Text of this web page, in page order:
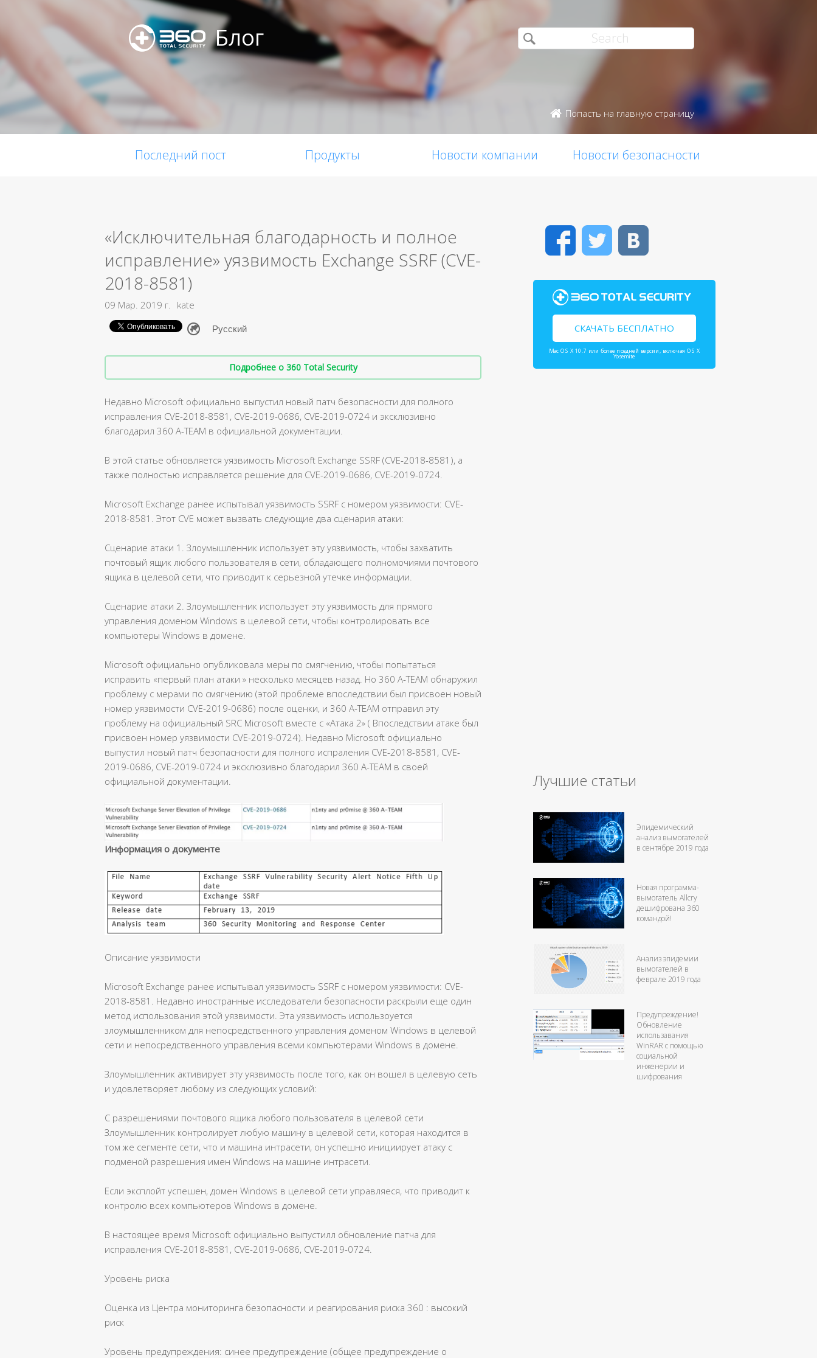
Блог
Попасть на главную страницу
Последний пост Продукты Новости компании Новости безопасности
«Исключительная благодарность и полное
исправление» уязвимость Exchange SSRF (CVE-
2018-8581)
09 Мар. 2019 г. kate
Подробнее о 360 Total Security
Недавно Microsoft официально выпустил новый патч безопасности для полного
исправления CVE-2018-8581, CVE-2019-0686, CVE-2019-0724 и эксклюзивно
благодарил 360 A-TEAM в официальной документации.
В этой статье обновляется уязвимость Microsoft Exchange SSRF (CVE-2018-8581), а
также полностью исправляется решение для CVE-2019-0686, CVE-2019-0724.
Microsoft Exchange ранее испытывал уязвимость SSRF с номером уязвимости: CVE-
2018-8581. Этот CVE может вызвать следующие два сценария атаки:
Сценарие атаки 1. Злоумышленник использует эту уязвимость, чтобы захватить
почтовый ящик любого пользователя в сети, обладающего полномочиями почтового
ящика в целевой сети, что приводит к серьезной утечке информации.
Сценарие атаки 2. Злоумышленник использует эту уязвимость для прямого
управления доменом Windows в целевой сети, чтобы контролировать все
компьютеры Windows в домене.
Microsoft официально опубликовала меры по смягчению, чтобы попытаться
исправить «первый план атаки » несколько месяцев назад. Но 360 A-TEAM обнаружил
проблему с мерами по смягчению (этой проблеме впоследствии был присвоен новый
номер уязвимости CVE-2019-0686) после оценки, и 360 A-TEAM отправил эту
проблему на официальный SRC Microsoft вместе с «Атака 2» ( Впоследствии атаке был
присвоен номер уязвимости CVE-2019-0724). Недавно Microsoft официально
выпустил новый патч безопасности для полного испраления CVE-2018-8581, CVE-
2019-0686, CVE-2019-0724 и эксклюзивно благодарил 360 A-TEAM в своей
официальной документации.
Информация о документе
Описание уязвимости
Microsoft Exchange ранее испытывал уязвимость SSRF с номером уязвимости: CVE-
2018-8581. Недавно иностранные исследователи безопасности раскрыли еще один
метод использования этой уязвимости. Эта уязвимость использоуется
злоумышленником для непосредственного управления доменом Windows в целевой
сети и непосредственного управления всеми компьютерами Windows в домене.
Злоумышленник активирует эту уязвимость после того, как он вошел в целевую сеть
и удовлетворяет любому из следующих условий:
С разрешениями почтового ящика любого пользователя в целевой сети
Злоумышленник контролирует любую машину в целевой сети, которая находится в
том же сегменте сети, что и машина интрасети, он успешно инициирует атаку с
подменой разрешения имен Windows на машине интрасети.
Если эксплойт успешен, домен Windows в целевой сети управляеся, что приводит к
контролю всех компьютеров Windows в домене.
В настоящее время Microsoft официально выпустилл обновление патча для
исправления CVE-2018-8581, CVE-2019-0686, CVE-2019-0724.
Уровень риска
Оценка из Центра мониторинга безопасности и реагирования риска 360 : высокий
риск
Уровень предупреждения: синее предупреждение (общее предупреждение о
FacebookTwitter
СКАЧАТЬ БЕСПЛАТНО
Mac OS X 10.7 или более поздней версии, включая OS X
Yosemite
Лучшие статьи
Эпидемический
анализ вымогателей
в сентябре 2019 года
Новая программа-
вымогатель Allcry
дешифрована 360
командой!
Анализ эпидемии
вымогателей в
феврале 2019 года
Предупреждение!
Обновление
использавания
WinRAR с помощью
социальной
инженерии и
шифрования